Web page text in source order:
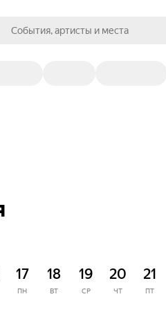
События, артисты и места
17
ПН
18
ВТ
19
СР
20
ЧТ
21
ПТ